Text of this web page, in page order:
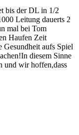
bis der DL in 1/2
Leitung dauerts 2
mal bei Tom
Haufen Zeit
Gesundheit aufs Spiel
diesem Sinne
wir hoffen,dass